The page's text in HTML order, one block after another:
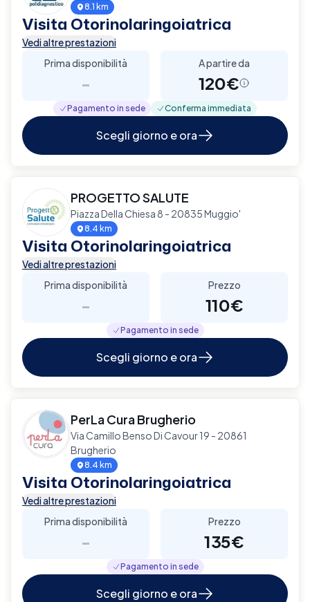
8.1 km
Visita Otorinolaringoiatrica
Vedi altre prestazioni
Prima disponibilità
-
A partire da
120€
Pagamento in sede Conferma immediata
Scegli giorno e ora
PROGETTO SALUTE
Piazza Della Chiesa 8 - 20835 Muggio'
8.4 km
Visita Otorinolaringoiatrica
Vedi altre prestazioni
Prima disponibilità
-
Prezzo
110€
Pagamento in sede
Scegli giorno e ora
PerLa Cura Brugherio
Via Camillo Benso Di Cavour 19 - 20861
Brugherio
8.4 km
Visita Otorinolaringoiatrica
Vedi altre prestazioni
Prima disponibilità
-
Prezzo
135€
Pagamento in sede
Scegli giorno e ora